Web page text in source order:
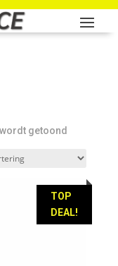
getoond
TOP
DEAL!